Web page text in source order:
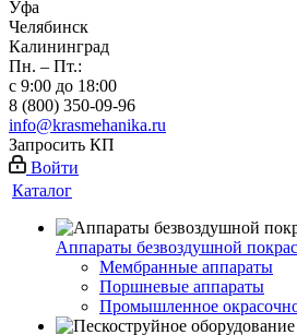
Уфа
Челябинск
Калининград
Пн. – Пт.:
с 9:00 до 18:00
8 (800) 350-09-96
info@krasmehanika.ru
Запросить КП
Войти
Каталог
Аппараты безвоздушной
Мембранные аппараты
Поршневые аппараты
Промышленное